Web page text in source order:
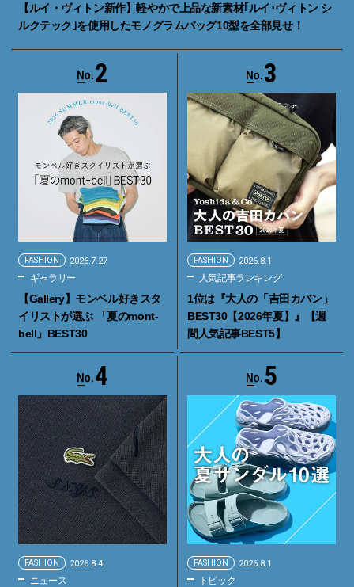
【ルイ・ヴィトン新作】軽やかで上品な新素材｢ルイ･ヴィトン シ
ルクテック｣を使用したモノグラムバッグ10型を全部見せ！
2
FASHION 2026.7.27
ギャラリー
【Gallery】モンベル好きスタ
イリストが選ぶ 「夏のmont-
bell」BEST30
3
FASHION 2026.8.1
人気記事ランキング
1位は『大人の「吉田カバン」
BEST30【2026年夏】』【週
間人気記事BEST5】
4
FASHION 2026.8.4
ニュース
5
FASHION 2026.8.1
トピック